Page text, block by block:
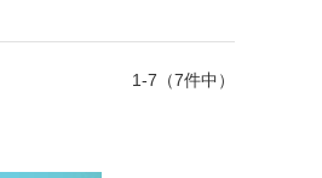
1-7（7件中）